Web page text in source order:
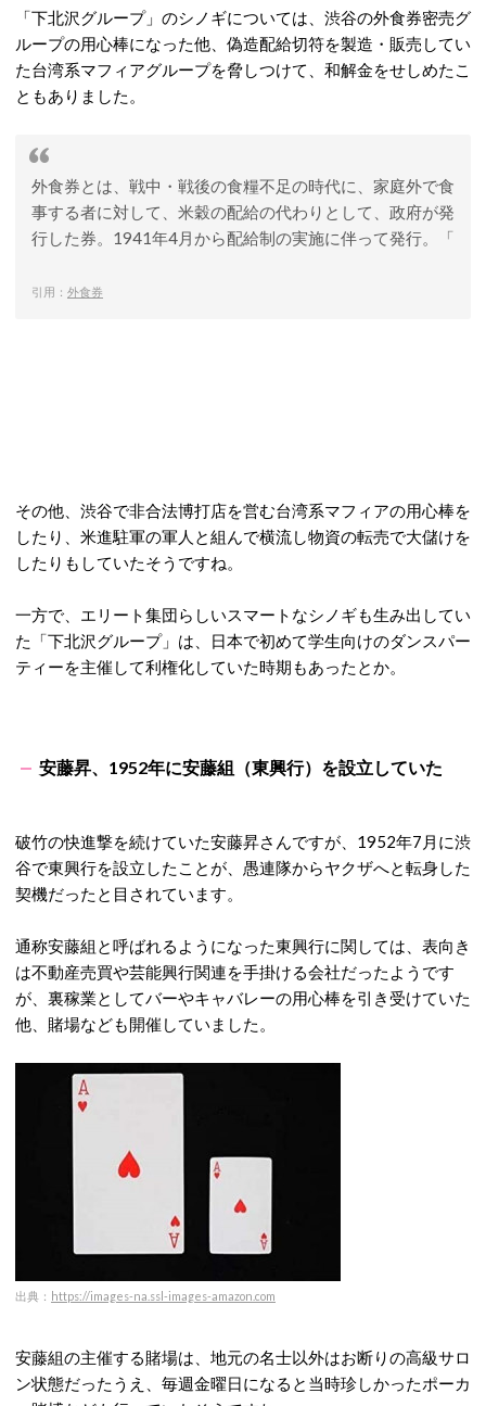
「下北沢グループ」のシノギについては、渋谷の外食券密売グ
ループの用心棒になった他、偽造配給切符を製造・販売してい
た台湾系マフィアグループを脅しつけて、和解金をせしめたこ
ともありました。
外食券とは、戦中・戦後の食糧不足の時代に、家庭外で食
事する者に対して、米穀の配給の代わりとして、政府が発
行した券。1941年4月から配給制の実施に伴って発行。「
引用： 外食券
その他、渋谷で非合法博打店を営む台湾系マフィアの用心棒を
したり、米進駐軍の軍人と組んで横流し物資の転売で大儲けを
したりもしていたそうですね。
一方で、エリート集団らしいスマートなシノギも生み出してい
た「下北沢グループ」は、日本で初めて学生向けのダンスパー
ティーを主催して利権化していた時期もあったとか。
安藤昇、1952年に安藤組（東興行）を設立していた
破竹の快進撃を続けていた安藤昇さんですが、1952年7月に渋
谷で東興行を設立したことが、愚連隊からヤクザへと転身した
契機だったと目されています。
通称安藤組と呼ばれるようになった東興行に関しては、表向き
は不動産売買や芸能興行関連を手掛ける会社だったようです
が、裏稼業としてバーやキャバレーの用心棒を引き受けていた
他、賭場なども開催していました。
出典： https://images-na.ssl-images-amazon.com
安藤組の主催する賭場は、地元の名士以外はお断りの高級サロ
ン状態だったうえ、毎週金曜日になると当時珍しかったポーカ